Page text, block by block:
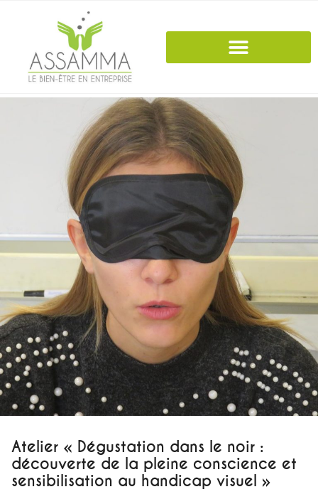
Atelier « Dégustation dans le noir :
découverte de la pleine conscience et
sensibilisation au handicap visuel »